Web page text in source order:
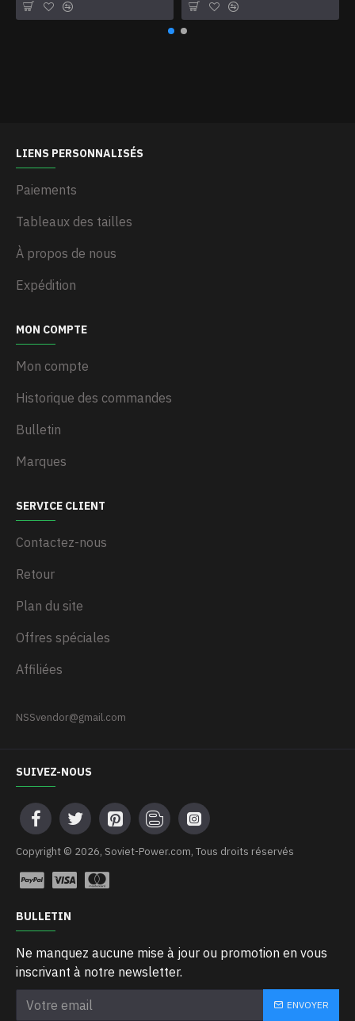
LIENS PERSONNALISÉS
Paiements
Tableaux des tailles
À propos de nous
Expédition
MON COMPTE
Mon compte
Historique des commandes
Bulletin
Marques
SERVICE CLIENT
Contactez-nous
Retour
Plan du site
Offres spéciales
Affiliées
NSSvendor@gmail.com
SUIVEZ-NOUS
Copyright © 2026, Soviet-Power.com, Tous droits réservés
BULLETIN
Ne manquez aucune mise à jour ou promotion en vous
inscrivant à notre newsletter.
ENVOYER